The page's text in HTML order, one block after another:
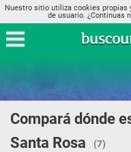
Nuestro sitio utiliza cookies propias
de usuario. ¿Continuas
Compará dónde
Santa Rosa
(7)